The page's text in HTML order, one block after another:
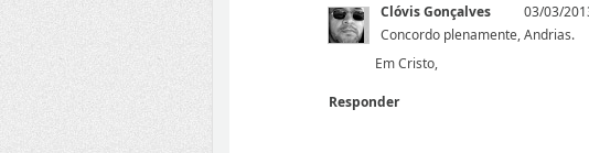
Clóvis Gonçalves
03/03/
Concordo plenamente, Andrias.
Em Cristo,
Responder